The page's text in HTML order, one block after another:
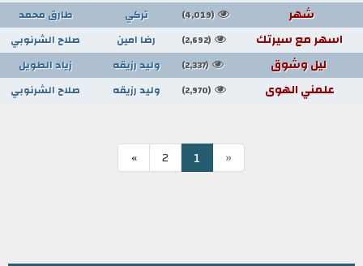
شهر (4,019) تركي طارق محمد
اسهر مع سيرتك (2,692) رضا امين صلاح الشرنوبي
ليل وشوق (2,337) وليد رزيقه زياد الطويل
علمني الهوى (2,970) وليد رزيقه صلاح الشرنوبي
«
1
2
»